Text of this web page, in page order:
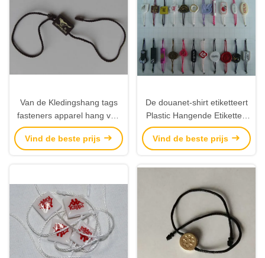
Van de Kledingshang tags
fasteners apparel hang van
het douaneproduct Plastic
de Markeringenleveranciers
Vind de beste prijs
De douanet-shirt etiketteert
Plastic Hangende Etiketten
Plastic Hang Tag Fasteners
String
Vind de beste prijs